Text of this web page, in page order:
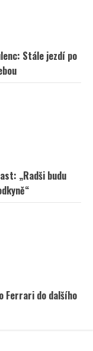
Stále jezdí po
„Radši budu
Ferrari do dalšího